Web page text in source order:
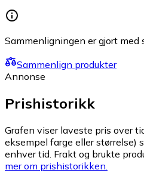
Sammenligningen er gjort
Sammenlign produkter
Annonse
Prishistorikk
Grafen viser laveste pris over
eksempel farge eller
enhver tid. Frakt og brukte
mer om prishistorikken.